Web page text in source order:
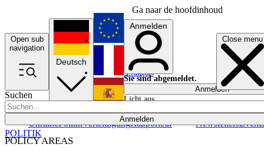
Ga naar de hoofdinhoud
Open sub
navigation
Close menu
Suchen
Anmelden
POLICY AREAS
UkrainePolitikVerteidigungRapporteur NewslettersEvents
Deutsch
English
Français
Anmelden
Sie sind abgemeldet.
Anmelden
Licht aus
POLITIK